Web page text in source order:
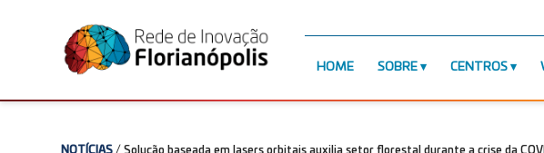
HOME SOBRE CENTROS
NOTÍCIAS / Solução baseada em lasers orbitais auxilia setor florestal durante a crise da